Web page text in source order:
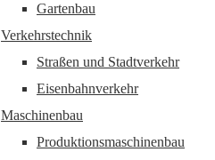
Gartenbau
Verkehrstechnik
Straßen und Stadtverkehr
Eisenbahnverkehr
Maschinenbau
Produktionsmaschinenbau